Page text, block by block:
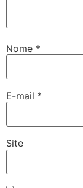
Nome *
E-mail *
Site